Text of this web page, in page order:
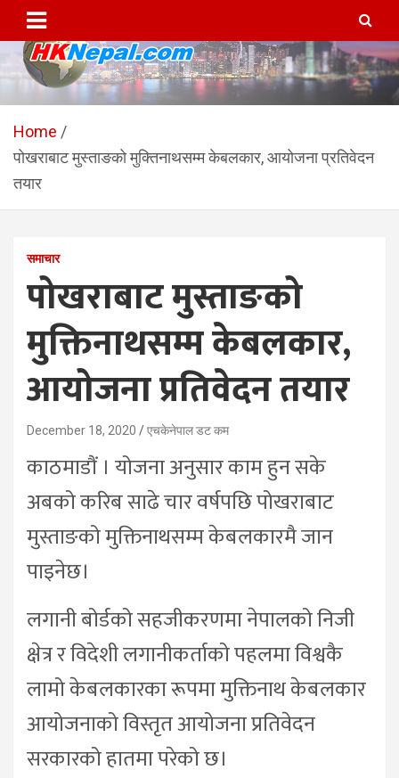
content
HKNepal.com – हङकङबाट
सञ्चालित पहिलो नेपाली अनलाईन
पत्रिका
hknepal, hknepal.com, hk nepal, hk nepal com
Home
पोखराबाट मुस्ताङको मुक्तिनाथसम्म केबलकार, आयोजना प्रतिवेदन
तयार
समाचार
पोखराबाट मुस्ताङको
मुक्तिनाथसम्म केबलकार,
आयोजना प्रतिवेदन तयार
December 18, 2020 एचकेनेपाल डट कम
काठमाडौं । योजना अनुसार काम हुन सके
अबको करिब साढे चार वर्षपछि पोखराबाट
मुस्ताङको मुक्तिनाथसम्म केबलकारमै जान
पाइनेछ।
लगानी बोर्डको सहजीकरणमा नेपालको निजी
क्षेत्र र विदेशी लगानीकर्ताको पहलमा विश्वकै
लामो केबलकारका रूपमा मुक्तिनाथ केबलकार
आयोजनाको विस्तृत आयोजना प्रतिवेदन
सरकारको हातमा परेको छ।